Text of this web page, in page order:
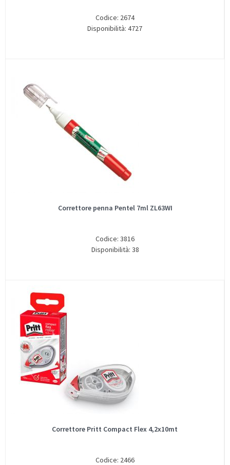
Codice: 2674
Disponibilità: 4727
Correttore penna Pentel 7ml ZL63WI
Codice: 3816
Disponibilità: 38
Correttore Pritt Compact Flex 4,2x10mt
Codice: 2466